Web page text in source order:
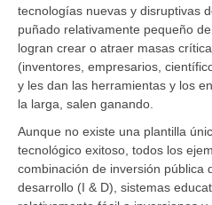
tecnologías nuevas y disruptivas
puñado relativamente pequeño
logran crear o atraer masas
(inventores, empresarios,
y les dan las herramientas y los
la larga, salen ganando.
Aunque no existe una plantilla
tecnológico exitoso, todos los
combinación de inversión pública
desarrollo (I & D), sistemas